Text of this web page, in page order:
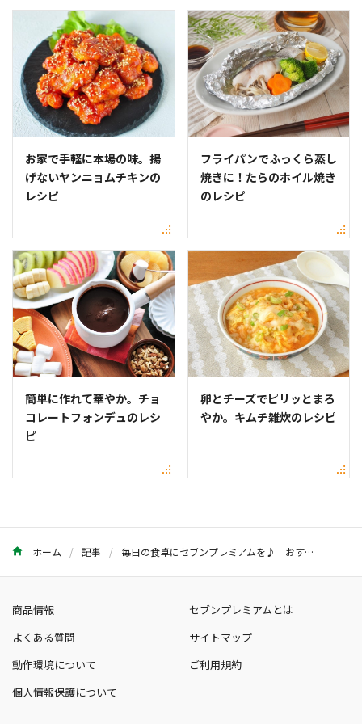
お家で手軽に本場の味。揚
げないヤンニョムチキンの
レシピ
フライパンでふっくら蒸し
焼きに！たらのホイル焼き
のレシピ
簡単に作れて華やか。チョ
コレートフォンデュのレシ
ピ
卵とチーズでピリッとまろ
やか。キムチ雑炊のレシピ
ホーム 記事 毎日の食卓にセブンプレミアムを♪ おすすめのお惣菜15選
商品情報
セブンプレミアムとは
よくある質問
サイトマップ
動作環境について
ご利用規約
個人情報保護について